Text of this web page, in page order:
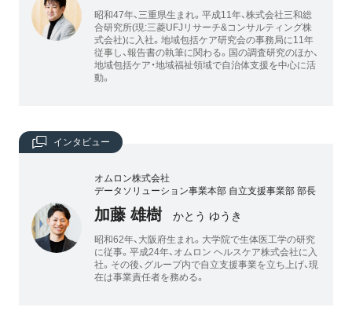
昭和47年、三重県生まれ。平成11年、株式会社三和総
合研究所(現:三菱UFJリサーチ&コンサルティング株
式会社)に入社。地域包括ケア研究会の事務局に11年
従事し、報告書の執筆に関わる。国の調査研究のほか、
地域包括ケア・地域福祉領域で自治体支援を中心に活
動。
インタビュー
オムロン株式会社
データソリューション事業本部 自立支援事業部 部長
加藤 雄樹 かとう ゆうき
昭和62年、大阪府生まれ。大学院で生体医工学の研究
に従事。平成24年、オムロン ヘルスケア株式会社に入
社。その後、グループ内で自立支援事業を立ち上げ、現
在は事業責任者を務める。